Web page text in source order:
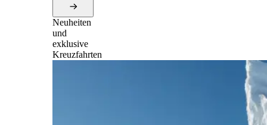
Neuheiten
und
exklusive
Kreuzfahrten